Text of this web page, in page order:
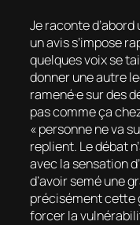
Je raconte
un avis s’impose
quelques voix se
donner une autre
ramené·e sur des
pas comme ça
« personne ne va
replient. Le débat
avec la sensation
d’avoir semé une
précisément cette
forcer la